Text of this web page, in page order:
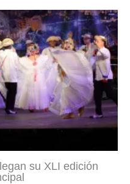
su XLI edición